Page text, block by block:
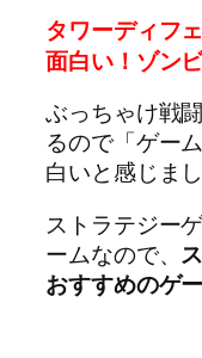
タワーディフ
面白い！ゾン
ぶっちゃけ戦
るので「ゲー
白いと感じまし
ストラテジー
ームなので、
おすすめのゲ